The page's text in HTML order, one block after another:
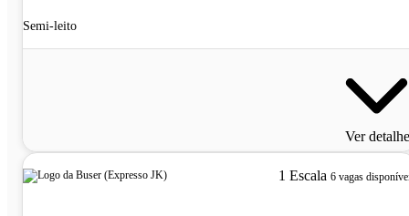
Semi-leito
Ver
1 Escala 6 vagas